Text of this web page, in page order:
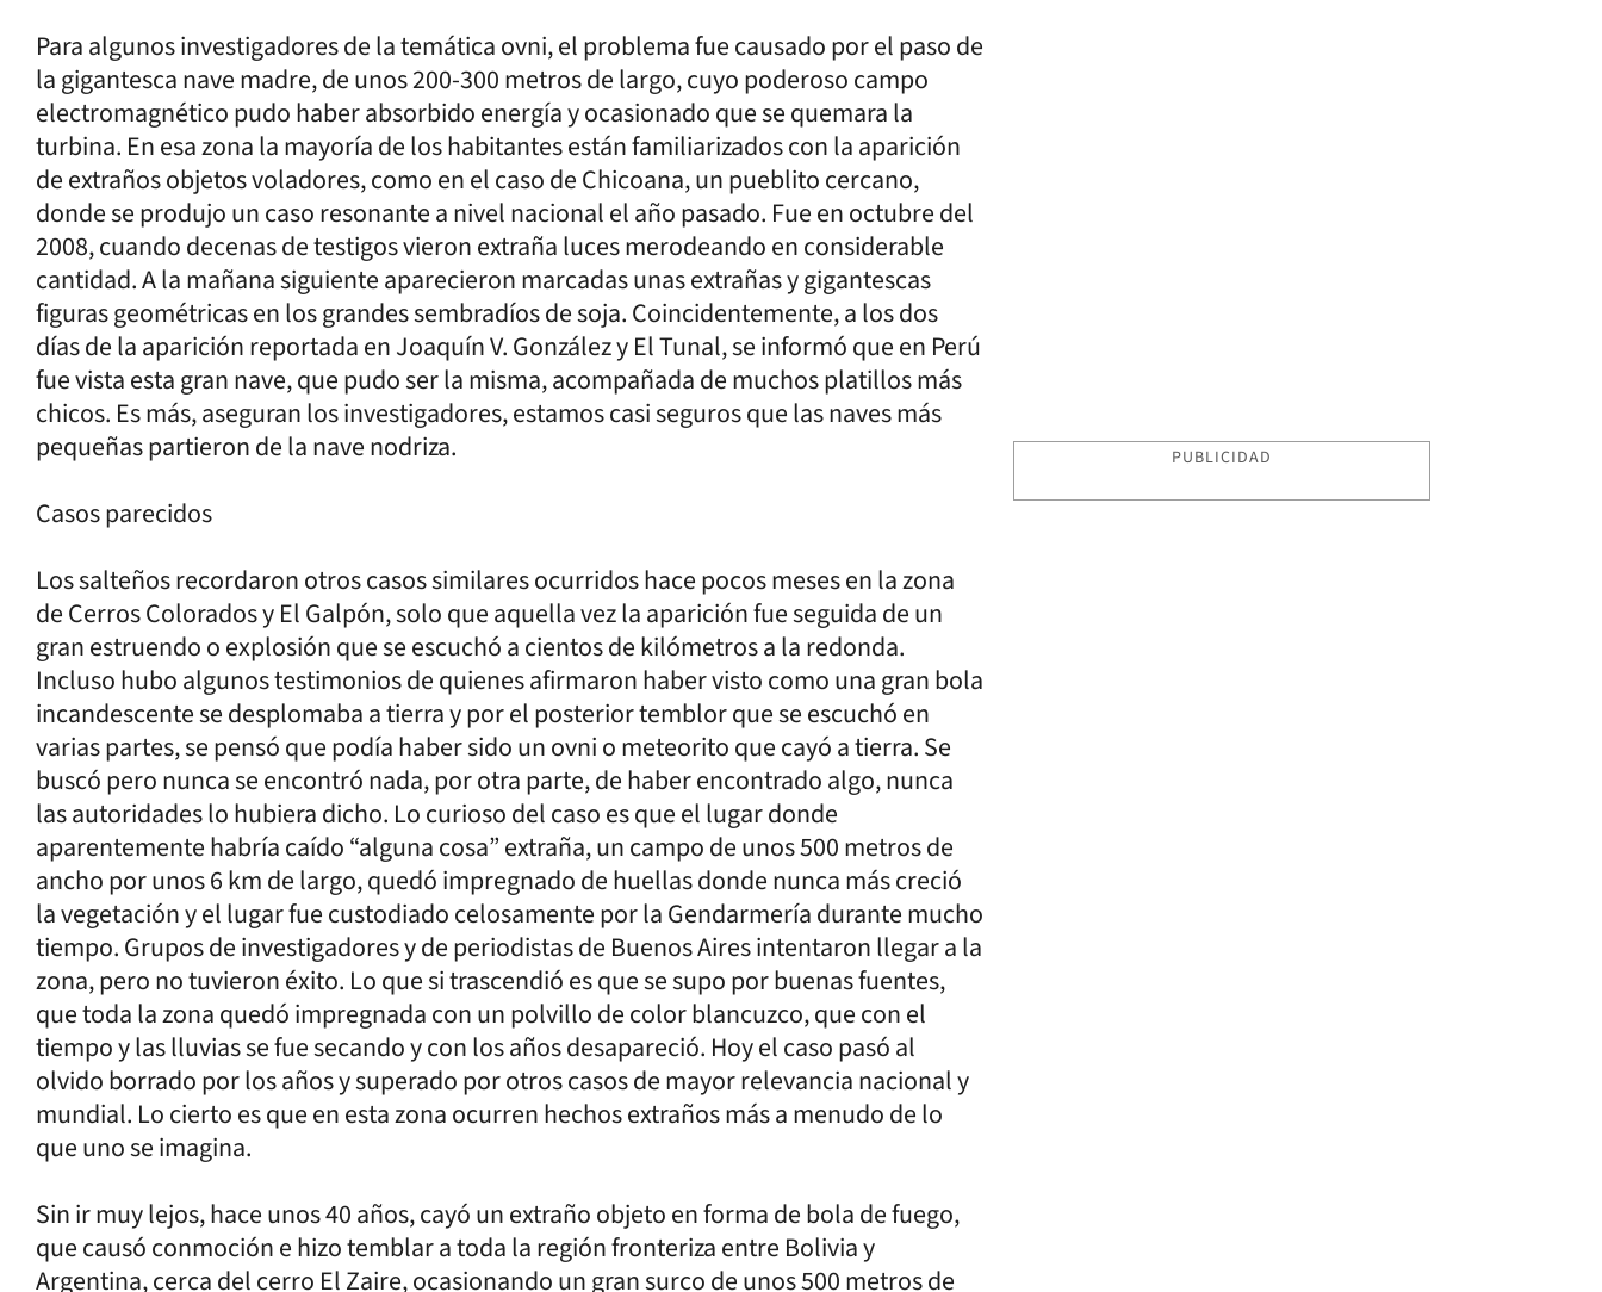
Para algunos investigadores de la temática ovni, el problema fue causado por el paso de
la gigantesca nave madre, de unos 200-300 metros de largo, cuyo poderoso campo
electromagnético pudo haber absorbido energía y ocasionado que se quemara la
turbina. En esa zona la mayoría de los habitantes están familiarizados con la aparición
de extraños objetos voladores, como en el caso de Chicoana, un pueblito cercano,
donde se produjo un caso resonante a nivel nacional el año pasado. Fue en octubre del
2008, cuando decenas de testigos vieron extraña luces merodeando en considerable
cantidad. A la mañana siguiente aparecieron marcadas unas extrañas y gigantescas
figuras geométricas en los grandes sembradíos de soja. Coincidentemente, a los dos
días de la aparición reportada en Joaquín V. González y El Tunal, se informó que en Perú
fue vista esta gran nave, que pudo ser la misma, acompañada de muchos platillos más
chicos. Es más, aseguran los investigadores, estamos casi seguros que las naves más
pequeñas partieron de la nave nodriza.
Casos parecidos
Los salteños recordaron otros casos similares ocurridos hace pocos meses en la zona
de Cerros Colorados y El Galpón, solo que aquella vez la aparición fue seguida de un
gran estruendo o explosión que se escuchó a cientos de kilómetros a la redonda.
Incluso hubo algunos testimonios de quienes afirmaron haber visto como una gran bola
incandescente se desplomaba a tierra y por el posterior temblor que se escuchó en
varias partes, se pensó que podía haber sido un ovni o meteorito que cayó a tierra. Se
buscó pero nunca se encontró nada, por otra parte, de haber encontrado algo, nunca
las autoridades lo hubiera dicho. Lo curioso del caso es que el lugar donde
aparentemente habría caído “alguna cosa” extraña, un campo de unos 500 metros de
ancho por unos 6 km de largo, quedó impregnado de huellas donde nunca más creció
la vegetación y el lugar fue custodiado celosamente por la Gendarmería durante mucho
tiempo. Grupos de investigadores y de periodistas de Buenos Aires intentaron llegar a la
zona, pero no tuvieron éxito. Lo que si trascendió es que se supo por buenas fuentes,
que toda la zona quedó impregnada con un polvillo de color blancuzco, que con el
tiempo y las lluvias se fue secando y con los años desapareció. Hoy el caso pasó al
olvido borrado por los años y superado por otros casos de mayor relevancia nacional y
mundial. Lo cierto es que en esta zona ocurren hechos extraños más a menudo de lo
que uno se imagina.
Sin ir muy lejos, hace unos 40 años, cayó un extraño objeto en forma de bola de fuego,
que causó conmoción e hizo temblar a toda la región fronteriza entre Bolivia y
Argentina, cerca del cerro El Zaire, ocasionando un gran surco de unos 500 metros de
PUBLICIDAD